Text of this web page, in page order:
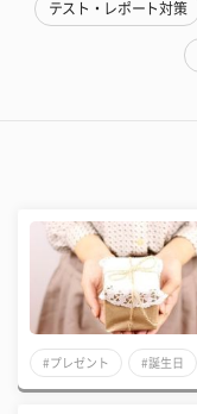
テスト・レポート対策
#プレゼント #誕生日